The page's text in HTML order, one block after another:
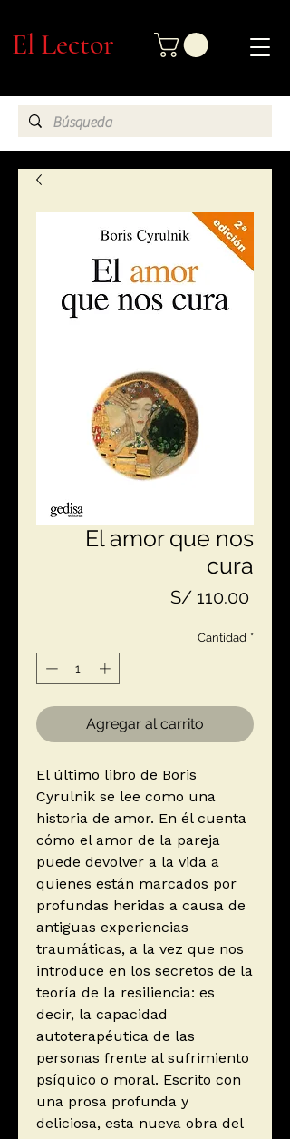
El Lector
El amor que nos
cura
S/ 110.00Precio
Cantidad *
Agregar al carrito
El último libro de Boris
Cyrulnik se lee como una
historia de amor. En él cuenta
cómo el amor de la pareja
puede devolver a la vida a
quienes están marcados por
profundas heridas a causa de
antiguas experiencias
traumáticas, a la vez que nos
introduce en los secretos de la
teoría de la resiliencia: es
decir, la capacidad
autoterapéutica de las
personas frente al sufrimiento
psíquico o moral. Escrito con
una prosa profunda y
deliciosa, esta nueva obra del